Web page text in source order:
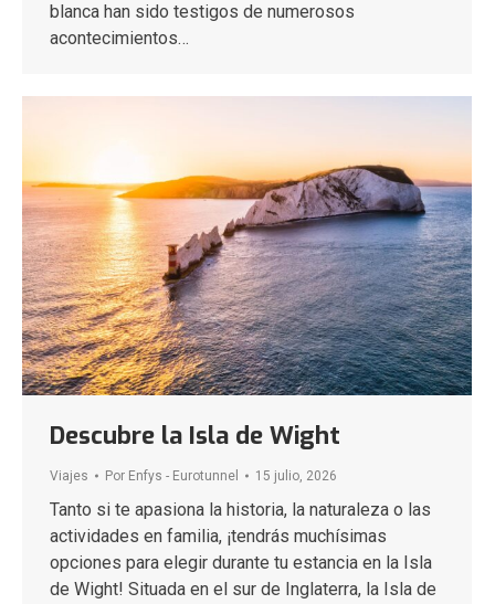
blanca han sido testigos de numerosos
acontecimientos…
Descubre la Isla de Wight
Viajes Por Enfys - Eurotunnel 15 julio, 2026
Tanto si te apasiona la historia, la naturaleza o las
actividades en familia, ¡tendrás muchísimas
opciones para elegir durante tu estancia en la Isla
de Wight! Situada en el sur de Inglaterra, la Isla de